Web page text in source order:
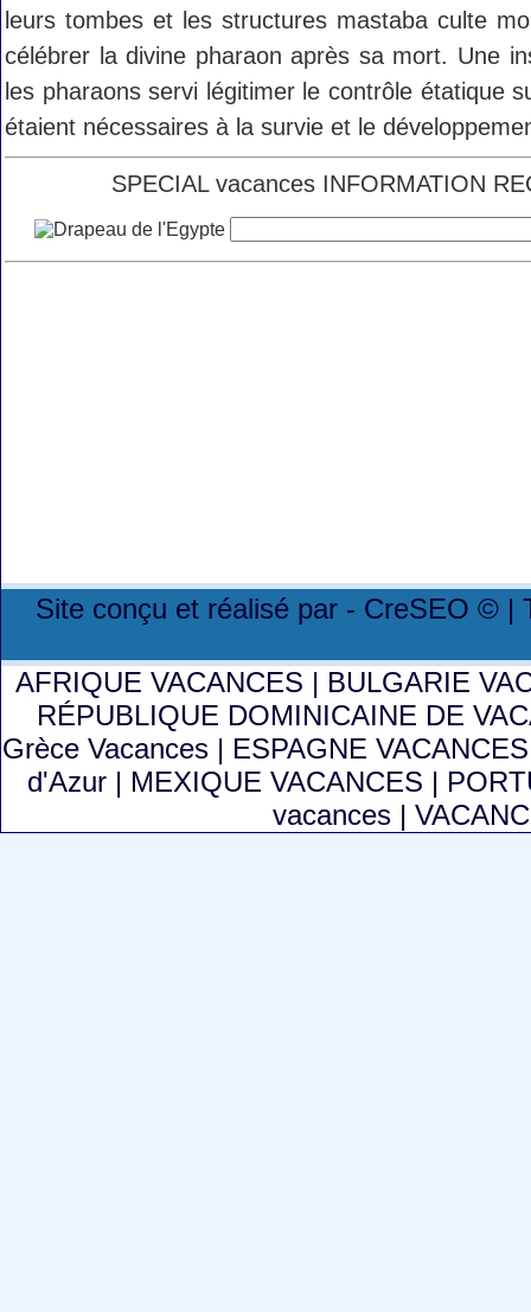
leurs tombes et les structures mastaba culte
célébrer la divine pharaon après sa mort. Une
les pharaons servi légitimer le contrôle étatique
étaient nécessaires à la survie et le
SPECIAL vacances INFORMATION
Site conçu et réalisé par - CreSEO ©
AFRIQUE VACANCES | BULGARIE
RÉPUBLIQUE DOMINICAINE DE
Grèce Vacances | ESPAGNE
d'Azur | MEXIQUE VACANCES |
vacances |